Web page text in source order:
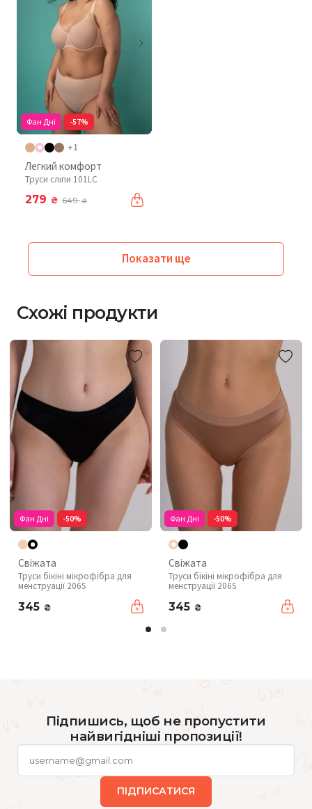
Фан Дні -57%
+1
Легкий комфорт
Труси сліпи 101LC
279 ₴ 649₴
Показати ще
Схожі продукти
Фан Дні -50%
Свіжата
Труси бікіні мікрофібра для
менструації 206S
345 ₴
Фан Дні -50%
Свіжата
Труси бікіні мікрофібра для
менструації 206S
345 ₴
Підпишись, щоб не пропустити
найвигідніші пропозиції!
ПІДПИСАТИСЯ